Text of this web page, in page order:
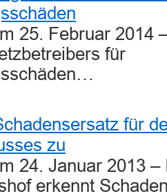
25. Februar 2014
für
für
zu
24. Januar 2013 –
erkennt